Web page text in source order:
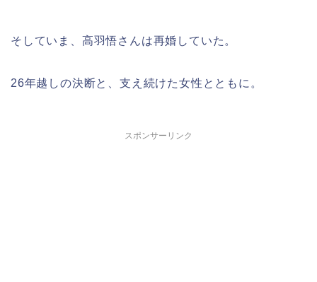
そしていま、高羽悟さんは再婚していた。
26年越しの決断と、支え続けた女性とともに。
スポンサーリンク